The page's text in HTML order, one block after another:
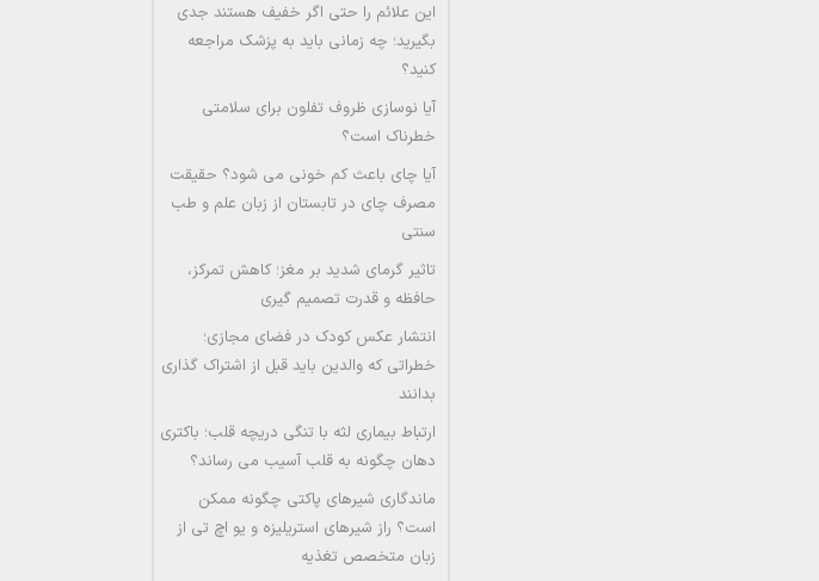
این علائم را حتی اگر خفیف هستند جدی
بگیرید؛ چه زمانی باید به پزشک مراجعه
کنید؟
آیا نوسازی ظروف تفلون برای سلامتی
خطرناک است؟
آیا چای باعث کم خونی می شود؟ حقیقت
مصرف چای در تابستان از زبان علم و طب
سنتی
تاثیر گرمای شدید بر مغز؛ کاهش تمرکز،
حافظه و قدرت تصمیم گیری
انتشار عکس کودک در فضای مجازی؛
خطراتی که والدین باید قبل از اشتراک گذاری
بدانند
ارتباط بیماری لثه با تنگی دریچه قلب؛ باکتری
دهان چگونه به قلب آسیب می رساند؟
ماندگاری شیرهای پاکتی چگونه ممکن
است؟ راز شیرهای استریلیزه و یو اچ تی از
زبان متخصص تغذیه